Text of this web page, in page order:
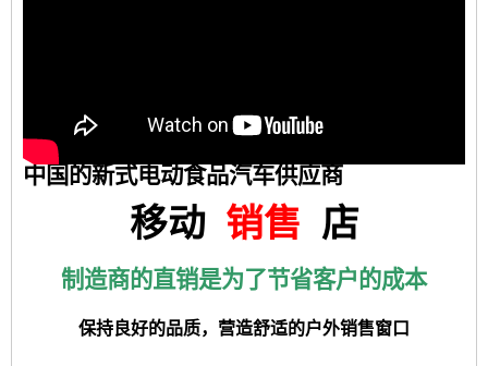
中国的新式电动食品汽车供应商
移动 销售 店
制造商的直销是为了节省客户的成本
保持良好的品质，营造舒适的户外销售窗口